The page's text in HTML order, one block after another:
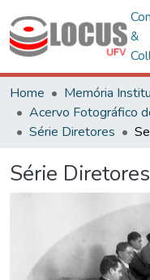
&
Home
Memória
Série Diretores
Série Diretores